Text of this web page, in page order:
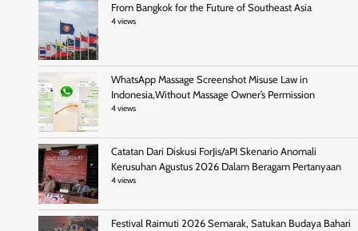
From Bangkok for the Future of Southeast Asia
4 views
WhatsApp Massage Screenshot Misuse Law in
Indonesia,Without Massage Owner’s Permission
4 views
Catatan Dari Diskusi ForJis/aPI Skenario Anomali
Kerusuhan Agustus 2026 Dalam Beragam Pertanyaan
4 views
Festival Raimuti 2026 Semarak, Satukan Budaya Bahari